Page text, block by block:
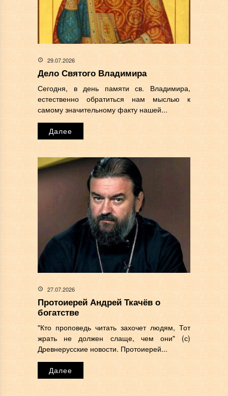
29.07.2026
Дело Святого Владимира
Сегодня, в день памяти св. Владимира,
естественно обратиться нам мыслью к
самому значительному факту нашей...
Далее
27.07.2026
Протоиерей Андрей Ткачёв о
богатстве
"Кто проповедь читать захочет людям, Тот
жрать не должен слаще, чем они" (с)
Древнерусские новости. Протоиерей...
Далее